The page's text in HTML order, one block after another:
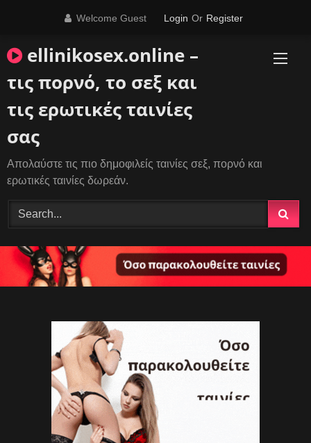
Welcome Guest Login Or Register
ellinikosex.online –
τις πορνό, το σεξ και
τις ερωτικές ταινίες
σας
Απολαύστε τις πιο δημοφιλείς ταινίες σεξ, πορνό και
ερωτικές ταινίες δωρεάν.